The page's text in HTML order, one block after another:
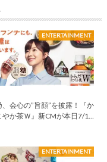
ENTERTAINMENT
、会心の”旨顔”を披露！『か
やか茶Ｗ』新CMが本日7/1…
ENTERTAINMENT